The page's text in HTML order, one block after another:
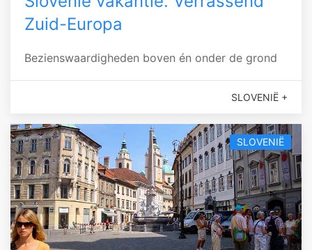
Zuid-Europa
Bezienswaardigheden boven én onder de grond
SLOVENIË +
SLOVENIË